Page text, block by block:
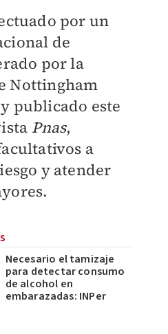
por un
de
por la
Nottingham
publicado este
Pnas,
a
y atender
Necesario el tamizaje
para detectar consumo
de alcohol en
embarazadas: INPer